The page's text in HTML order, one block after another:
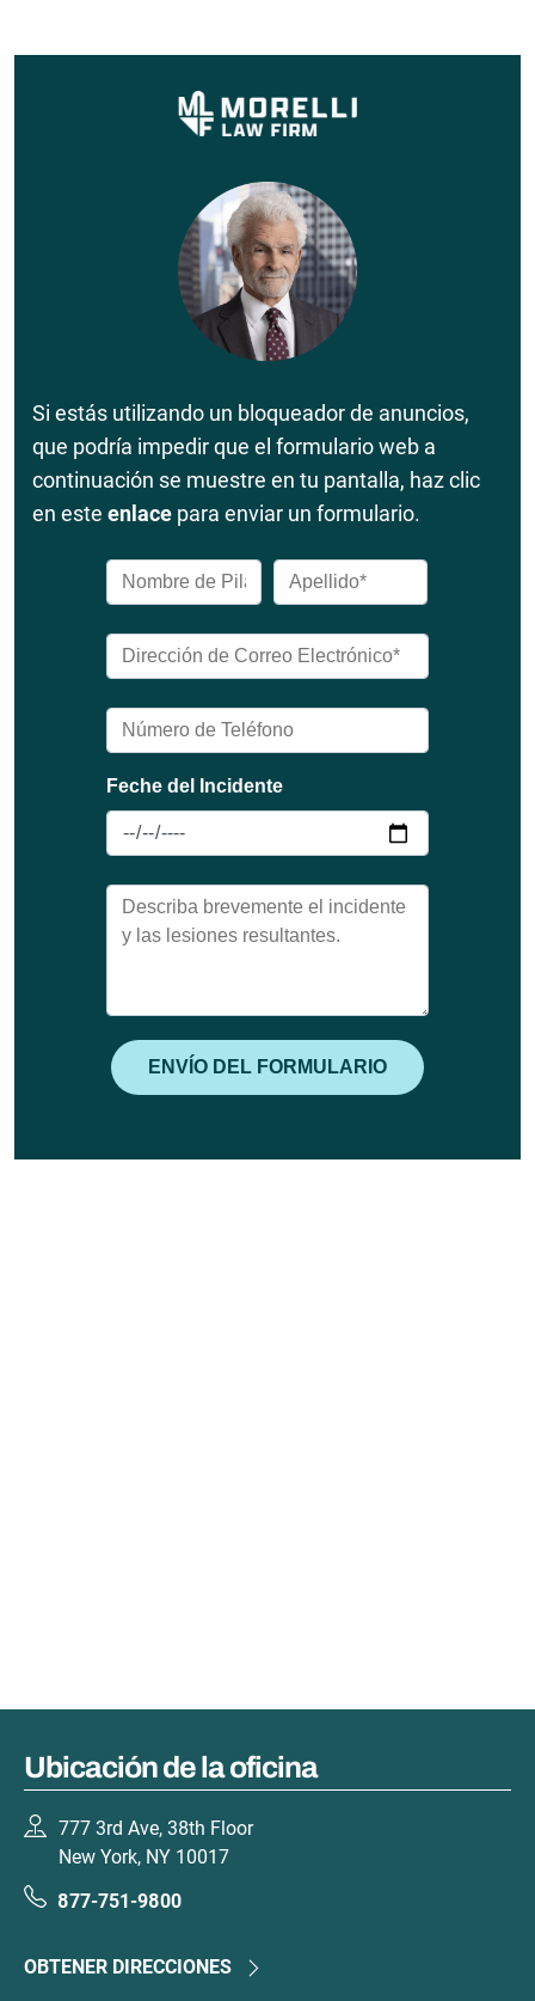
Si estás utilizando un bloqueador de anuncios,
que podría impedir que el formulario web a
continuación se muestre en tu pantalla, haz clic
en este enlace para enviar un formulario.
Ubicación de la oficina
777 3rd Ave, 38th Floor
New York, NY 10017
877-751-9800
OBTENER DIRECCIONES